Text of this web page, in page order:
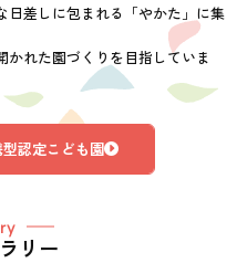
日差しに包まれる「やかた」に集
れた園づくりを目指していま
認定こども園
リー